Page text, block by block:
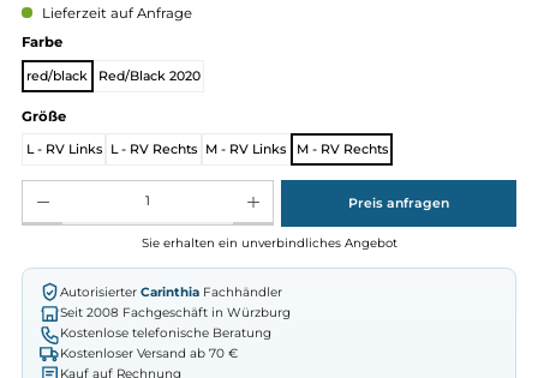
Regulärer Preis:
429,90 €
Lieferzeit auf Anfrage
Farbe
red/black Red/Black 2020
auswählen
M - RV Links M - RV Rechts
Produkt Anzahl: Gib den gewünschten Wert ein oder benutze die Schaltflächen um die
Sie erhalten ein unverbindliches Angebot